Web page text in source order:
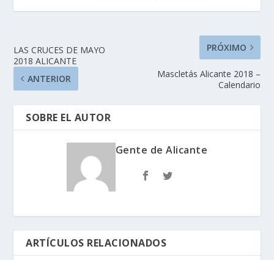
LAS CRUCES DE MAYO
2018 ALICANTE
ANTERIOR
PRÓXIMO
Mascletás Alicante 2018 –
Calendario
SOBRE EL AUTOR
Gente de Alicante
ARTÍCULOS RELACIONADOS